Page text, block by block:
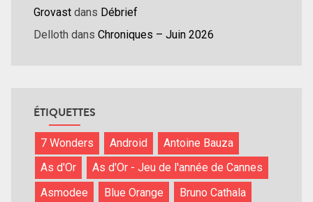
Grovast dans Débrief
Delloth dans Chroniques – Juin 2026
ÉTIQUETTES
7 Wonders Android
Antoine Bauza
As d'Or
As d'Or - Jeu de l'année de Cannes
Asmodee
Blue Orange
Bruno Cathala